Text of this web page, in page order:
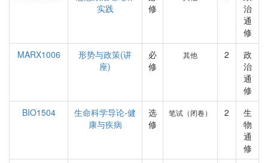
实践
修
治
通
修
MARX1006
形势与政策(讲
座)
必
修
其他 2
政
治
通
修
BIO1504
生命科学导论-健
康与疾病
选
修
笔试（闭卷） 2
生
物
通
修